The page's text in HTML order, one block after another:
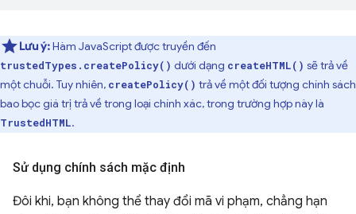
Lưu ý:Hàm JavaScript được truyền đến
trustedTypes.createPolicy() dưới dạng createHTML() sẽ trả về
một chuỗi. Tuy nhiên, createPolicy() trả về một đối tượng chính sách
bao bọc giá trị trả về trong loại chính xác, trong trường hợp này là
TrustedHTML.
Sử dụng chính sách mặc định
Đôi khi, bạn không thể thay đổi mã vi phạm, chẳng hạn